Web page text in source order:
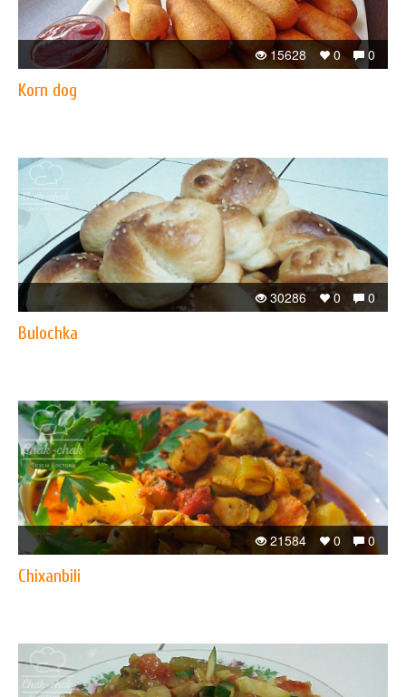
0
0
15628
Korn dog
0
0
30286
Bulochka
0
0
21584
Chixanbili